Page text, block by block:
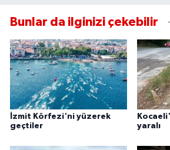
Bunlar da ilginizi çekebilir
İzmit Körfezi'ni yüzerek
geçtiler
yaralı